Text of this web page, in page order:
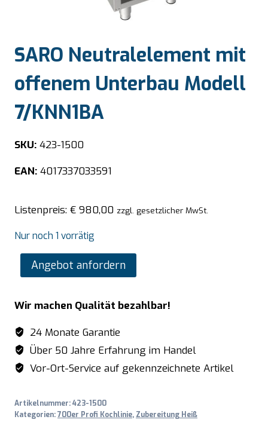
SARO Neutralelement mit
offenem Unterbau Modell
7/KNN1BA
SKU: 423-1500
EAN: 4017337033591
Listenpreis: € 980,00 zzgl. gesetzlicher MwSt.
Nur noch 1 vorrätig
SARO
Neutralelement
offenem
Unterbau
Modell
7/KNN1BA
Menge
Angebot anfordern
Wir machen Qualität bezahlbar!
24 Monate Garantie
Über 50 Jahre Erfahrung im Handel
Vor-Ort-Service auf gekennzeichnete Artikel
Artikelnummer:423-1500
Kategorien:700er Profi Kochlinie, Zubereitung Heiß